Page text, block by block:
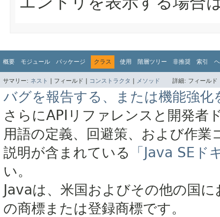
概要 モジュール パッケージ クラス 使用 階層ツリー 非推奨 索引
サマリー: ネスト | フィールド | コンストラクタ | メソッド 詳細: フィール
バグを報告する、または機能強化
さらにAPIリファレンスと開発者
用語の定義、回避策、および作
説明が含まれている
「Java SE
い。
Javaは、米国およびその他の国
の商標または登録商標です。